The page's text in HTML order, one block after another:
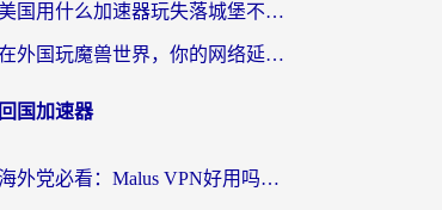
美国用什么加速器玩失落城堡不卡？海外党亲测有效的国服游戏加速指南
在外国玩魔兽世界，你的网络延迟是最大的敌人
回国加速器
海外党必看：Malus VPN好用吗？和迅猛兔VPN对比哪个回国效果更好？附真实体验与避坑指南